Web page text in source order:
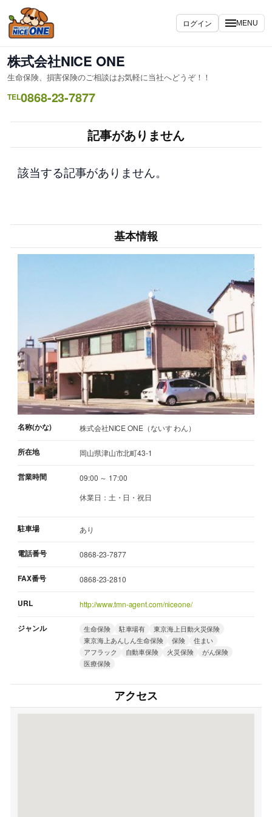
容
を
ス
キ
ッ
プ
ログイン MENU
株式会社NICE ONE
生命保険、損害保険のご相談はお気軽に当社へどうぞ！！
TEL0868-23-7877
記事がありません
該当する記事がありません。
基本情報
名称(かな) 株式会社NICE ONE（ないす わん）
所在地 岡山県津山市北町43-1
営業時間
09:00 ～ 17:00
休業日：土・日・祝日
駐車場 あり
電話番号 0868-23-7877
FAX番号 0868-23-2810
URL http://www.tmn-agent.com/niceone/
ジャンル 生命保険 駐車場有
東京海上日動火災保険
東京海上あんしん生命保険
保険
住まい
アフラック
自動車保険 火災保険
がん保険
医療保険
アクセス